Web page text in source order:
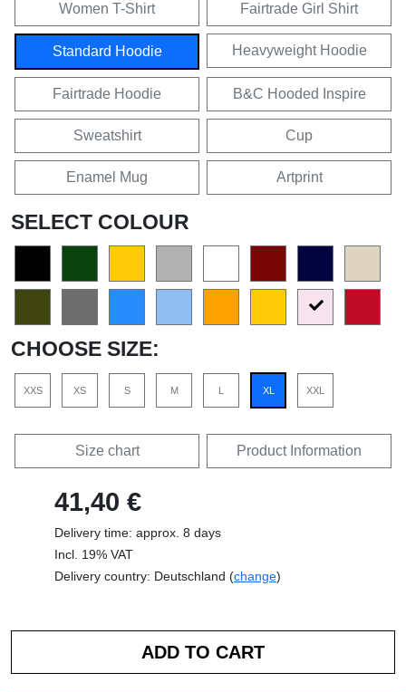
Women T-Shirt Fairtrade Girl Shirt
Standard Hoodie Heavyweight Hoodie
Fairtrade Hoodie B&C Hooded Inspire
Sweatshirt Cup
Enamel Mug Artprint
SELECT COLOUR
CHOOSE SIZE:
XXS XS S M L XL XXL
Size chart Product Information
41,40 €
Delivery time: approx. 8 days
Incl. 19% VAT
Delivery country: Deutschland (change)